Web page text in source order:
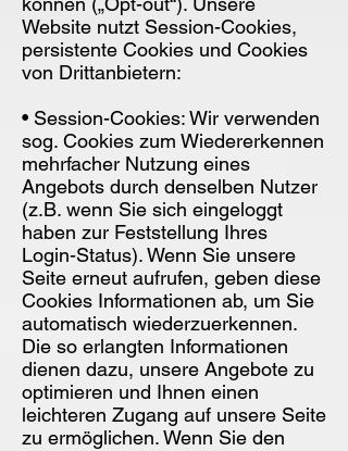
Website nutzt Session-Cookies,
persistente Cookies und Cookies
von Drittanbietern:
• Session-Cookies: Wir verwenden
sog. Cookies zum Wiedererkennen
mehrfacher Nutzung eines
Angebots durch denselben Nutzer
(z.B. wenn Sie sich eingeloggt
haben zur Feststellung Ihres
Login-Status). Wenn Sie unsere
Seite erneut aufrufen, geben diese
Cookies Informationen ab, um Sie
automatisch wiederzuerkennen.
Die so erlangten Informationen
dienen dazu, unsere Angebote zu
optimieren und Ihnen einen
leichteren Zugang auf unsere Seite
zu ermöglichen. Wenn Sie den